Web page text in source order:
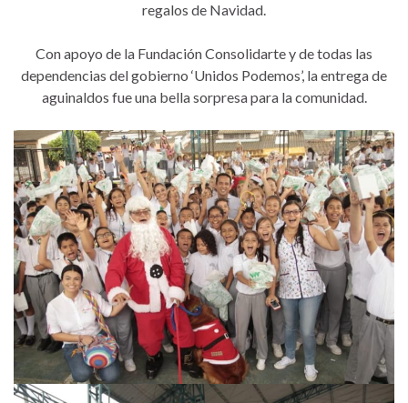
regalos de Navidad.
Con apoyo de la Fundación Consolidarte y de todas las
dependencias del gobierno ‘Unidos Podemos’, la entrega de
aguinaldos fue una bella sorpresa para la comunidad.